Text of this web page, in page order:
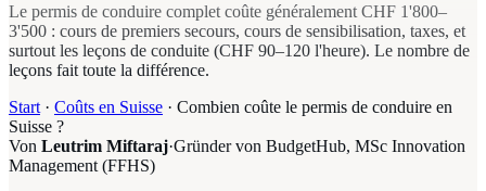
Le permis de conduire complet coûte généralement CHF 1'800–
3'500 : cours de premiers secours, cours de sensibilisation, taxes, et
surtout les leçons de conduite (CHF 90–120 l'heure). Le nombre de
leçons fait toute la différence.
Start · Coûts en Suisse · Combien coûte le permis de conduire en
Suisse ?
Von Leutrim Miftaraj·Gründer von BudgetHub, MSc Innovation
Management (FFHS)